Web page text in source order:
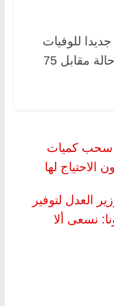
جديدا للوفيات
بفيروس كورونا، حيث تم رصد 60 حالة مقابل 75
سحب كميات
الاحتياج لها
العدل لتوفير
نسعى ألا